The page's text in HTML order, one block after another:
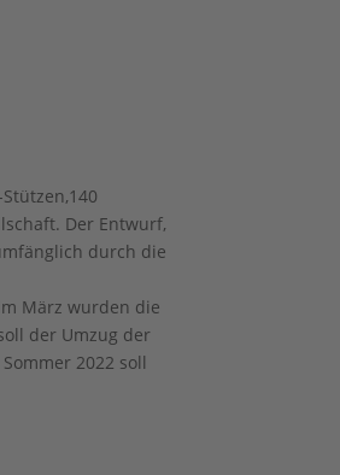
Der Entwurf,
durch die
März wurden die
der Umzug der
2022 soll